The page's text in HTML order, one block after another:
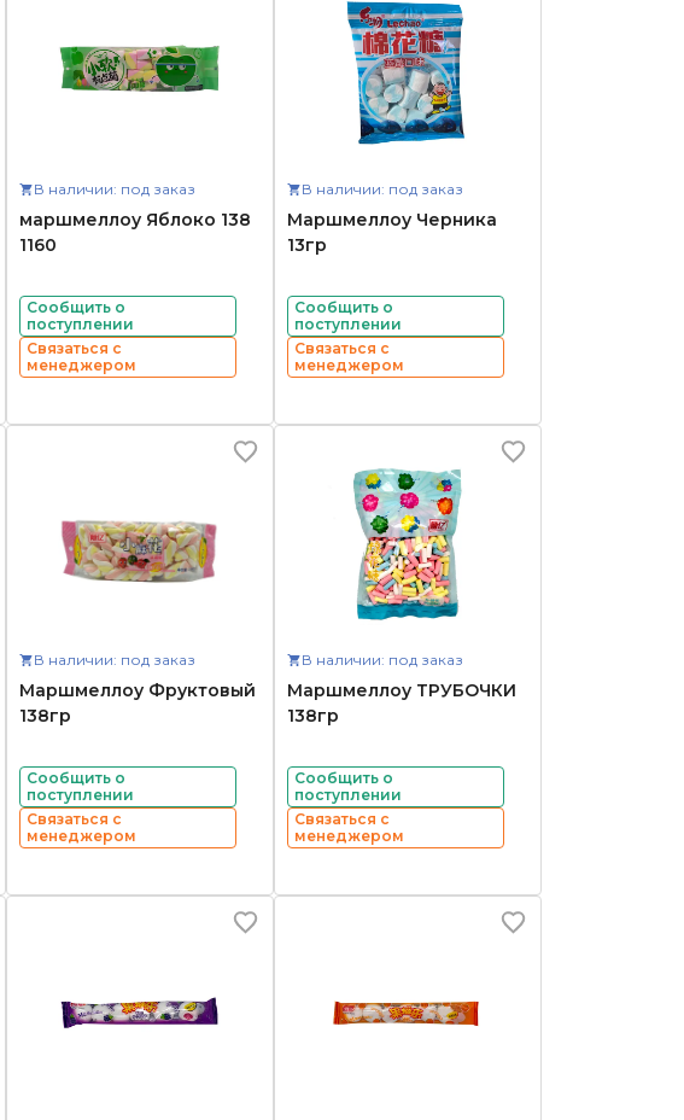
В наличии: под заказ
маршмеллоу Яблоко 138
1160
Сообщить о
поступлении
Связаться с
менеджером
В наличии: под заказ
Маршмеллоу Черника
13гр
Сообщить о
поступлении
Связаться с
менеджером
В наличии: под заказ
Маршмеллоу Фруктовый
138гр
Сообщить о
поступлении
Связаться с
менеджером
В наличии: под заказ
Маршмеллоу ТРУБОЧКИ
138гр
Сообщить о
поступлении
Связаться с
менеджером